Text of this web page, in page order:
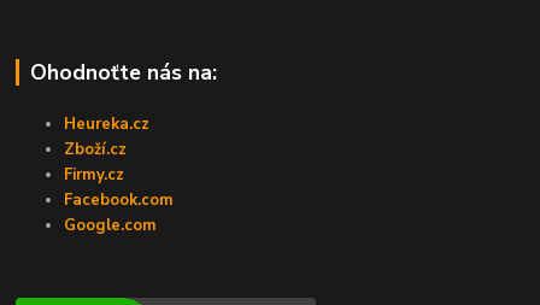
Ohodnoťte nás na:
Heureka.cz
Zboží.cz
Firmy.cz
Facebook.com
Google.com